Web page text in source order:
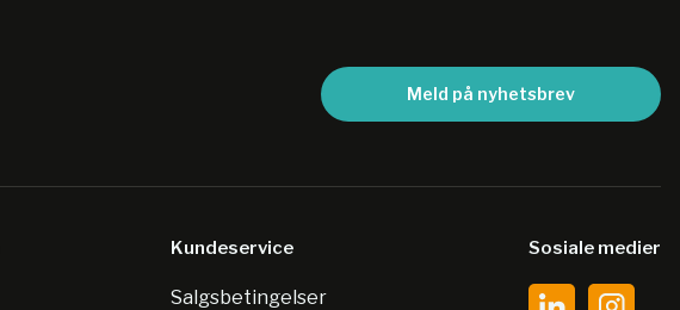
Meld på nyhetsbrev
Kundeservice
Salgsbetingelser
Sosiale medier